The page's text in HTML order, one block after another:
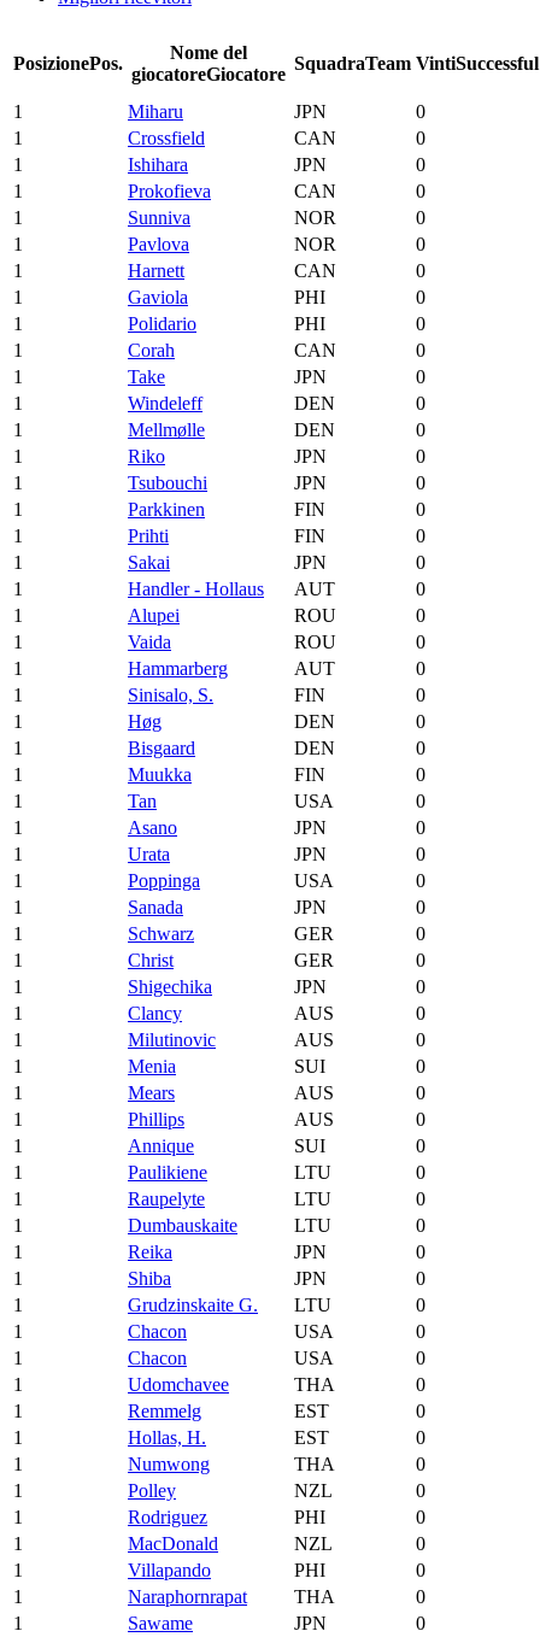
PosizionePos.
Nome del
giocatoreGiocatore
SquadraTeam VintiSuccessful
1 Miharu JPN
0
1
Crossfield CAN
0
1
Ishihara JPN
0
1
Prokofieva CAN
0
1
Sunniva NOR
0
1
Pavlova NOR
0
1
Harnett CAN
0
1
Gaviola PHI
0
1
Polidario PHI
0
1
Corah CAN
0
1
Take JPN
0
1
Windeleff DEN
0
1
Mellmølle DEN
0
1
Riko JPN
0
1
Tsubouchi JPN
0
1
Parkkinen FIN
0
1
Prihti FIN
0
1
Sakai JPN
0
1
Handler - Hollaus AUT
0
1
Alupei ROU
0
1
Vaida ROU
0
1
Hammarberg AUT
0
1
Sinisalo, S. FIN
0
1
Høg DEN
0
1
Bisgaard DEN
0
1
Muukka FIN
0
1
Tan USA
0
1
Asano JPN
0
1
Urata JPN
0
1
Poppinga USA
0
1
Sanada JPN
0
1
Schwarz GER
0
1
Christ GER
0
1
Shigechika JPN
0
1
Clancy AUS
0
1
Milutinovic AUS
0
1
Menia SUI
0
1
Mears AUS
0
1
Phillips AUS
0
1
Annique SUI
0
1
Paulikiene LTU
0
1
Raupelyte LTU
0
1
Dumbauskaite LTU
0
1
Reika JPN
0
1
Shiba JPN
0
1
Grudzinskaite G. LTU
0
1
Chacon USA
0
1
Chacon USA
0
1
Udomchavee THA
0
1
Remmelg EST
0
1
Hollas, H. EST
0
1
Numwong THA
0
1
Polley NZL
0
1
Rodriguez PHI
0
1
MacDonald NZL
0
1
Villapando PHI
0
1
Naraphornrapat THA
0
1
Sawame JPN
0